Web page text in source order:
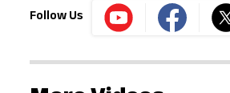
Follow Us